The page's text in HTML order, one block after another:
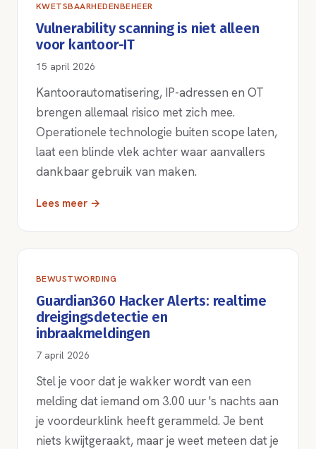
KWETSBAARHEDENBEHEER
Vulnerability scanning is niet alleen
voor kantoor-IT
15 april 2026
Kantoorautomatisering, IP-adressen en OT
brengen allemaal risico met zich mee.
Operationele technologie buiten scope laten,
laat een blinde vlek achter waar aanvallers
dankbaar gebruik van maken.
Lees meer →
BEWUSTWORDING
Guardian360 Hacker Alerts: realtime
dreigingsdetectie en
inbraakmeldingen
7 april 2026
Stel je voor dat je wakker wordt van een
melding dat iemand om 3.00 uur 's nachts aan
je voordeurklink heeft gerammeld. Je bent
niets kwijtgeraakt, maar je weet meteen dat je